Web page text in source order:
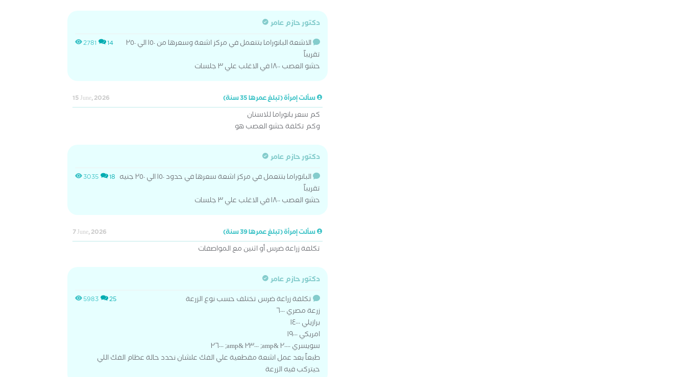
دكتور حازم عامر
2781 14
الاشعة البانوراما بتتعمل في مركز اشعة وسعرها من ١٥٠ الي ٢٥٠
تقريباً
حشو العصب ١٨٠٠ في الاغلب علي ٣ جلسات
سألت إمرأة (تبلغ عمرها 35 سنة) 15 June, 2026
كم سعر بانوراما للاسنان
وكم تكلفة حشو العصب هو
دكتور حازم عامر
3035 18 البانوراما بتتعمل في مركز اشعة سعرها في حدود ١٥٠ الي ٢٥٠ جنيه
تقريباً
حشو العصب ١٨٠٠ في الاغلب علي ٣ جلسات
سألت إمرأة (تبلغ عمرها 39 سنة) 7 June, 2026
تكلفة زراعة ضرس أو اثنين مع المواصفات
دكتور حازم عامر
5983 25
تكلفة زراعة ضرس تختلف حسب نوع الزرعة
زرعة مصري ٦٠٠٠
برازيلي ١٤٠٠٠
امريكي ١٩٠٠٠
سويسري ٢٠٠٠٠ &amp; ٢٣٠٠٠ &amp; ٢٦٠٠٠
طبعاً بعد عمل اشعة مقطعية علي الفك علشان نحدد حالة عظام الفك اللي
حيتركب فيه الزرعة